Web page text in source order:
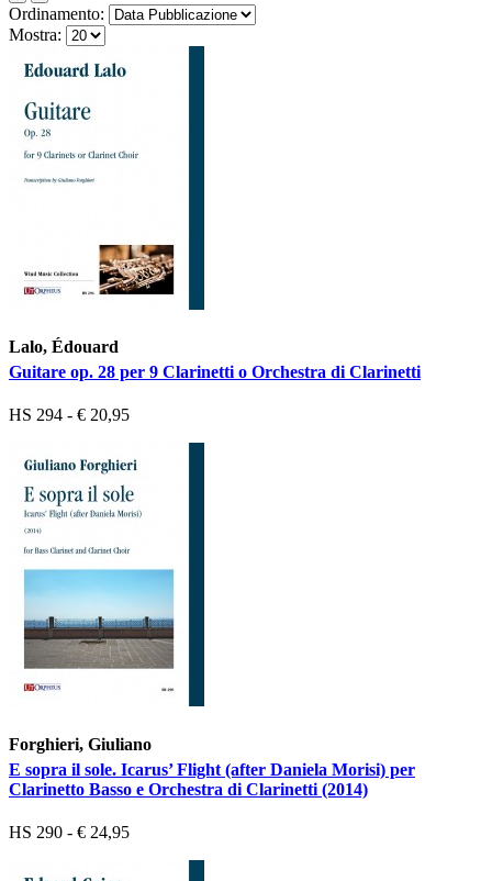
Ordinamento:
Mostra:
Lalo, Édouard
Guitare op. 28 per 9 Clarinetti o Orchestra di Clarinetti
HS 294 - € 20,95
Forghieri, Giuliano
E sopra il sole. Icarus’ Flight (after Daniela Morisi) per
Clarinetto Basso e Orchestra di Clarinetti (2014)
HS 290 - € 24,95